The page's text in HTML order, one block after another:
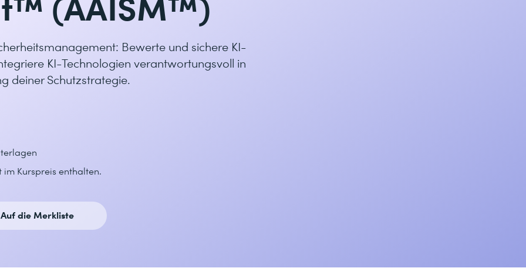
Bewerte und sichere KI-
KI-Technologien verantwortungsvoll in
deiner Schutzstrategie.
Kurspreis enthalten.
Auf die Merkliste